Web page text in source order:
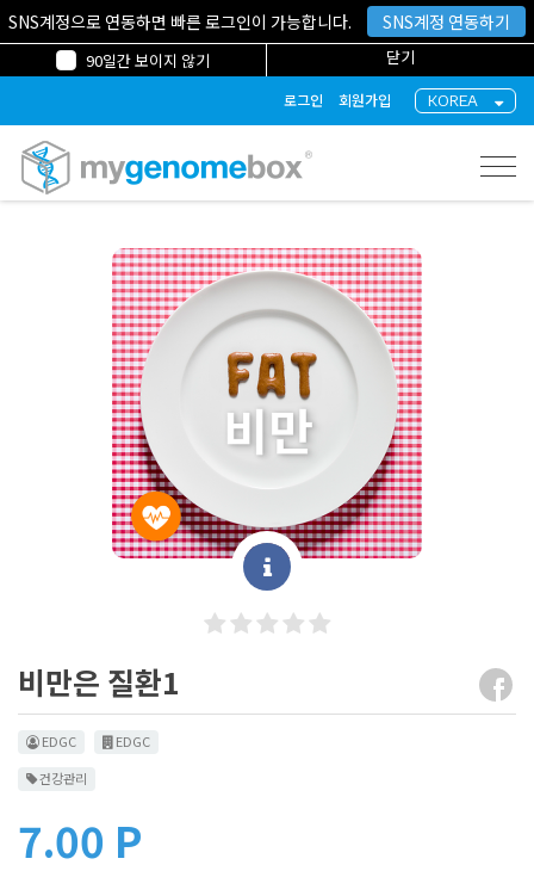
SNS계정으로 연동하면 빠른 로그인이 가능합니다. SNS계정 연동하기
90일간 보이지 않기 닫기
KOREA
로그인 회원가입
비만은 질환1
EDGC
EDGC
건강관리
7.00 P